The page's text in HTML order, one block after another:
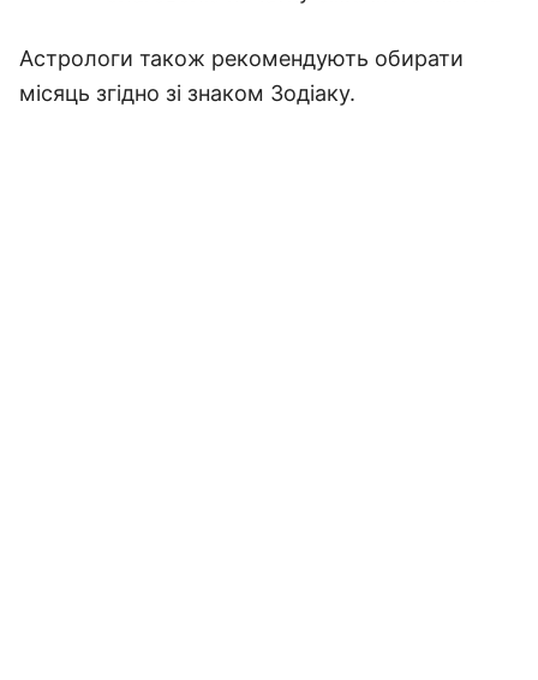
Астрологи також рекомендують обирати
місяць згідно зі знаком Зодіаку.